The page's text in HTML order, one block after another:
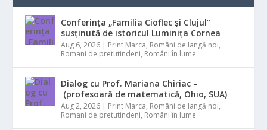
Conferința „Familia Cioflec și Clujul”
susținută de istoricul Luminița Cornea
Aug 6, 2026 | Print Marca, Români de langă noi,
Romani de pretutindeni, Români în lume
Dialog cu Prof. Mariana Chiriac –
(profesoară de matematică, Ohio, SUA)
Aug 2, 2026 | Print Marca, Români de langă noi,
Romani de pretutindeni, Români în lume